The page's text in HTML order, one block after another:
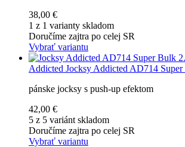
38,00 €
1 z 1 varianty skladom
Doručíme zajtra po celej SR
Vybrať variantu
Addicted Jocksy Addicted AD714
pánske jocksy s push-up efektom
42,00 €
5 z 5 variánt skladom
Doručíme zajtra po celej SR
Vybrať variantu